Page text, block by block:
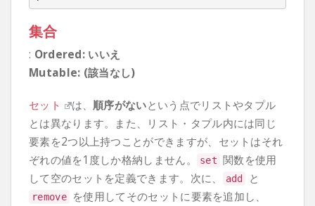
集合
: Ordered: いいえ
Mutable: (該当なし)
セット は、 順序がないという点でリストやタプル
とは異なります。また、リスト・タプル内には同じ
要素を2つ以上持つことができますが、セットはそれ
ぞれの値を1度しか格納しません。
set 関数を使用
して空のセットを定義できます。次に、
add と
remove
を使用してそのセットに要素を追加し、